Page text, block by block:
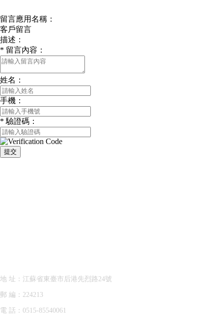
留言應用名稱：
客戶留言
描述：
* 留言內容：
姓名：
手機：
* 驗證碼：
提交
地 址：江蘇省東臺市后港先烈路24號
郵 編：224213
電 話：0515-85540061